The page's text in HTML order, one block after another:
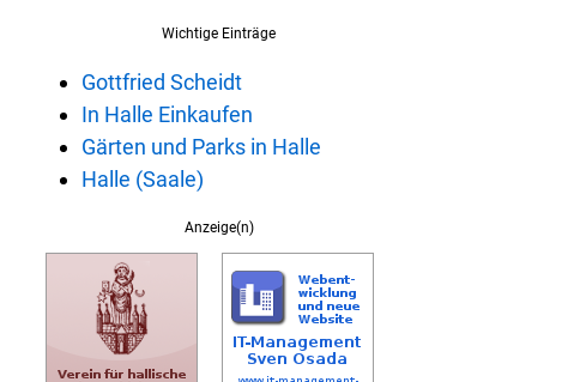
Wichtige Einträge
Gottfried Scheidt
In Halle Einkaufen
Gärten und Parks in Halle
Halle (Saale)
Anzeige(n)